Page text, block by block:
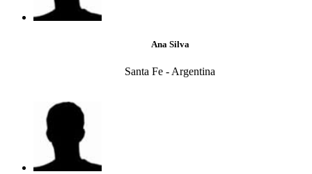
Ana Silva
Santa Fe - Argentina